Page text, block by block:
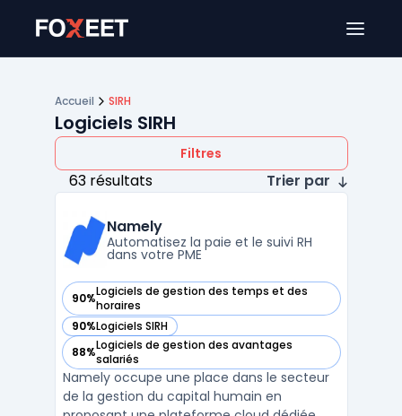
Accueil SIRH
Logiciels SIRH
Filtres
63 résultats Trier par
Namely
Automatisez la paie et le suivi RH
dans votre PME
90%Logiciels de gestion des temps et des
horaires
— voir Namely dans cette catégorie
90%Logiciels SIRH
— voir Namely dans cette catégorie
88%Logiciels de gestion des avantages
salariés
— voir Namely dans cette catégorie
Namely occupe une place dans le secteur
de la gestion du capital humain en